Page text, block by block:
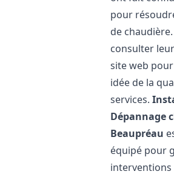
pour
de
consulter
site web
idée de la
services.
Dépannage
Beaupréau
équipé pour
interventions